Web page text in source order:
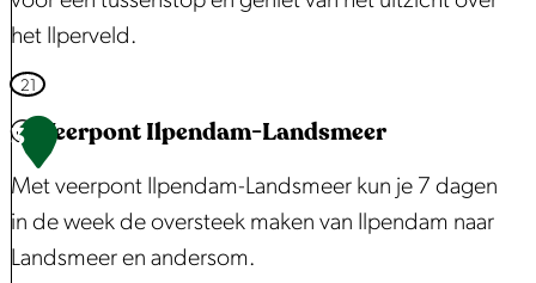
e
e
k
H
u
i
s
het Ilperveld.
P
i
k
n
i
21
3 Veerpont Ilpendam-Landsmeer
Met veerpont Ilpendam-Landsmeer kun je 7 dagen
in de week de oversteek maken van Ilpendam naar
Landsmeer en andersom.